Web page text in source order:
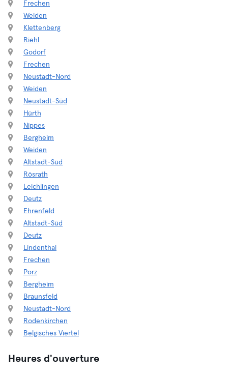
Frechen
Weiden
Klettenberg
Riehl
Godorf
Frechen
Neustadt-Nord
Weiden
Neustadt-Süd
Hürth
Nippes
Bergheim
Weiden
Altstadt-Süd
Rösrath
Leichlingen
Deutz
Ehrenfeld
Altstadt-Süd
Deutz
Lindenthal
Frechen
Porz
Bergheim
Braunsfeld
Neustadt-Nord
Rodenkirchen
Belgisches Viertel
Heures d'ouverture